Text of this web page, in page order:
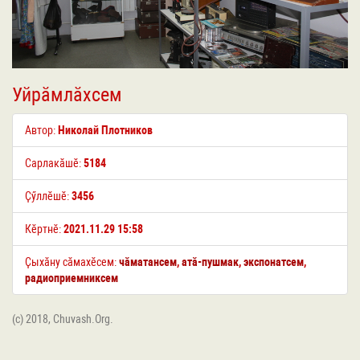
Уйрӑмлӑхсем
Автор: Николай Плотников
Сарлакӑшӗ:5184
Ҫӳллӗшӗ:3456
Кӗртнӗ:2021.11.29 15:58
Ҫыхӑну сӑмахӗсем:чӑматансем,атӑ-пушмак,экспонатсем,
радиоприемниксем
(c) 2018, Chuvash.Org.